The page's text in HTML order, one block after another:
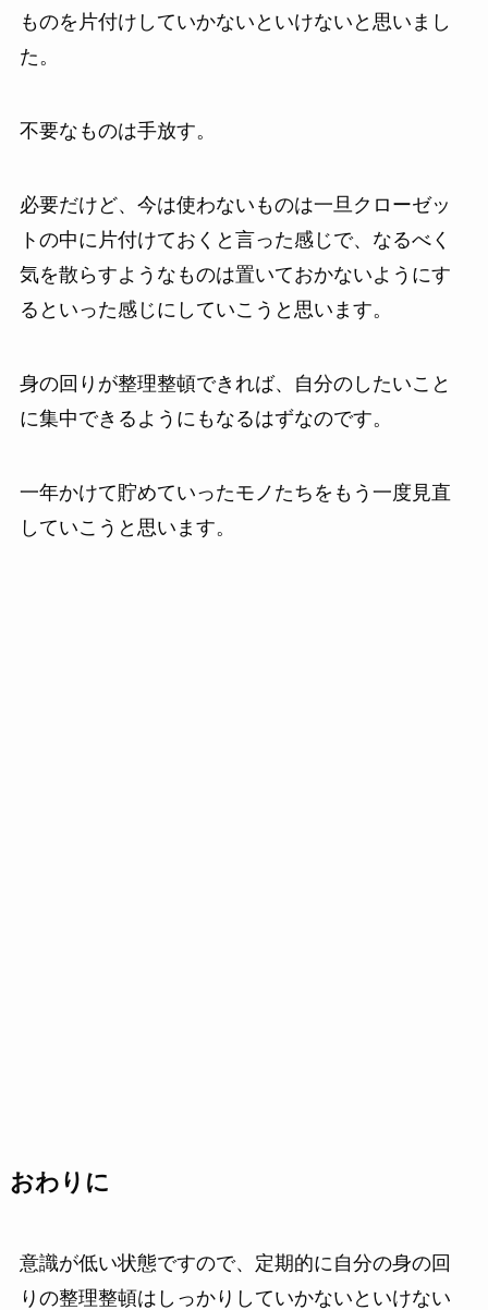
ものを片付けしていかないといけないと思いまし
た。
不要なものは手放す。
必要だけど、今は使わないものは一旦クローゼッ
トの中に片付けておくと言った感じで、なるべく
気を散らすようなものは置いておかないようにす
るといった感じにしていこうと思います。
身の回りが整理整頓できれば、自分のしたいこと
に集中できるようにもなるはずなのです。
一年かけて貯めていったモノたちをもう一度見直
していこうと思います。
おわりに
意識が低い状態ですので、定期的に自分の身の回
りの整理整頓はしっかりしていかないといけない